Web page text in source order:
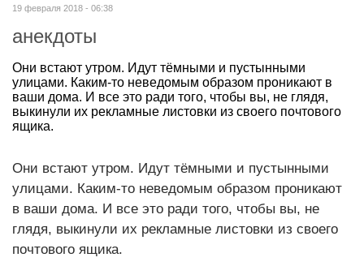
19 февраля 2018 - 06:38
анекдоты
Они встают утром. Идут тёмными и пустынными
улицами. Каким-то неведомым образом проникают в
ваши дома. И все это ради того, чтобы вы, не глядя,
выкинули их рекламные листовки из своего почтового
ящика.
Они встают утром. Идут тёмными и пустынными
улицами. Каким-то неведомым образом проникают
в ваши дома. И все это ради того, чтобы вы, не
глядя, выкинули их рекламные листовки из своего
почтового ящика.